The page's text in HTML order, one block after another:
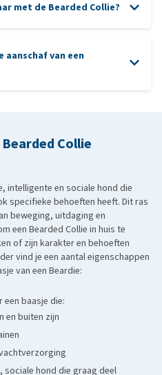
met de Bearded Collie?
wat speelser en minder
een nauwe verwant in type en
vriendelijke uitstraling. Hij is
van aard, maar net zo
herdershond met een
wat terughoudend van
net als de Bearded Collie een
sociale aard, maar is iets
van een
Collie
intelligente en sociale hond die
specifieke behoeften heeft. Dit ras
beweging, uitdaging en
een Bearded Collie in huis te
of zijn karakter en behoeften
vind je een aantal eigenschappen
van een Beardie:
baasje die:
en buiten zijn
sociale hond die graag deel